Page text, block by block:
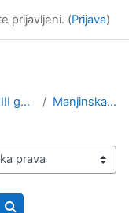
prijavljeni. (Prijava)
III godina Manjinska prava